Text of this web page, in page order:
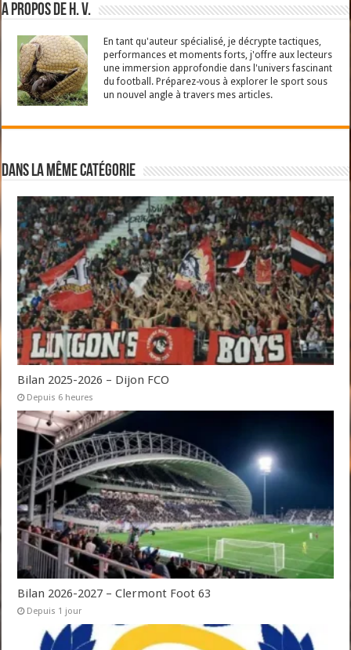
A propos de H. V.
En tant qu'auteur spécialisé, je décrypte tactiques,
performances et moments forts, j'offre aux lecteurs
une immersion approfondie dans l'univers fascinant
du football. Préparez-vous à explorer le sport sous
un nouvel angle à travers mes articles.
Dans la même catégorie
Bilan 2025-2026 – Dijon FCO
Depuis 6 heures
Bilan 2026-2027 – Clermont Foot 63
Depuis 1 jour